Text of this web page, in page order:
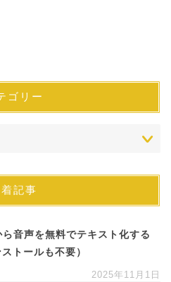
ゴリー
記事
音声を無料でテキスト化する
トールも不要）
2025年11月1日